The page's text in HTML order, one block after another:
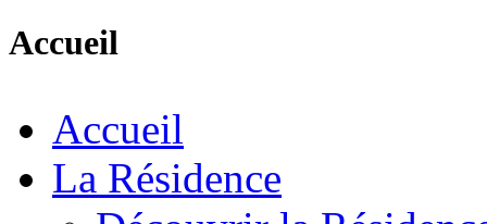
Accueil
Accueil
La Résidence